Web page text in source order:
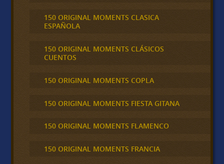
150 ORIGINAL MOMENTS CLASICA
ESPAÑOLA
150 ORIGINAL MOMENTS CLÁSICOS
CUENTOS
150 ORIGINAL MOMENTS COPLA
150 ORIGINAL MOMENTS FIESTA GITANA
150 ORIGINAL MOMENTS FLAMENCO
150 ORIGINAL MOMENTS FRANCIA